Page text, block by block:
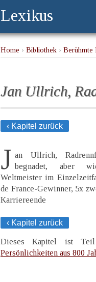
Lexikus
Home › Bibliothek › Berühmte
Jan Ullrich,
‹ Kapitel zurück
J an Ullrich,
begnadet, aber
Weltmeister im
de France-Gewinner, 5x
Karriereende
‹ Kapitel zurück
Dieses Kapitel ist
Persönlichkeiten aus 800